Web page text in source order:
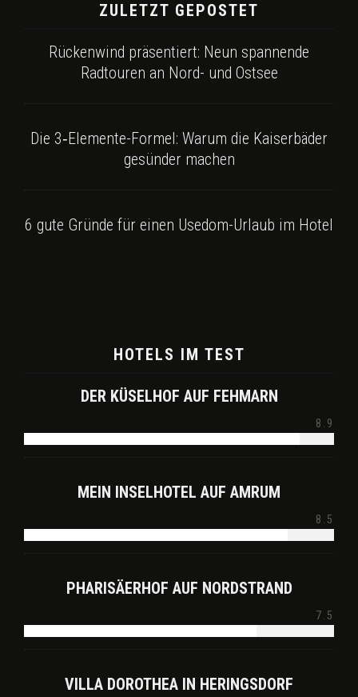
ZULETZT GEPOSTET
Rückenwind präsentiert: Neun spannende
Radtouren an Nord- und Ostsee
Die 3‑Elemente-Formel: Warum die Kaiserbäder
gesünder machen
6 gute Gründe für einen Usedom-Urlaub im Hotel
HOTELS IM TEST
DER KÜSELHOF AUF FEHMARN
8.9
MEIN INSELHOTEL AUF AMRUM
8.5
PHARISÄERHOF AUF NORDSTRAND
7.5
VILLA DOROTHEA IN HERINGSDORF